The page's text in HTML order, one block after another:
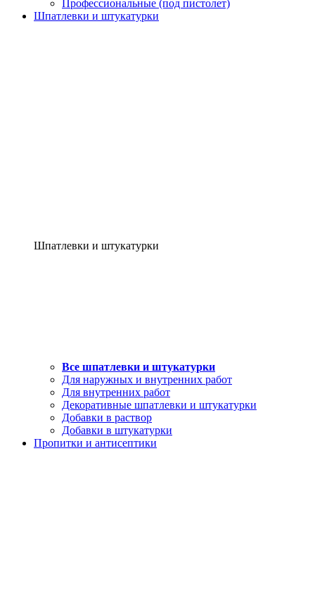
Профессиональные (под пистолет)
Шпатлевки и штукатурки
Шпатлевки и штукатурки
Все шпатлевки и штукатурки
Для наружных и внутренних работ
Для внутренних работ
Декоративные шпатлевки и штукатурки
Добавки в раствор
Добавки в штукатурки
Пропитки и антисептики